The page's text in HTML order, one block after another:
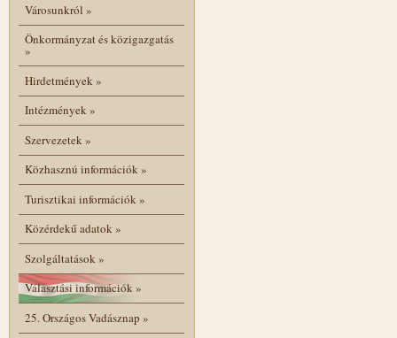
Városunkról »
Önkormányzat és közigazgatás
»
Hirdetmények»
Intézmények»
Szervezetek»
Közhasznú információk»
Turisztikai információk»
Közérdekű adatok»
Szolgáltatások»
Választási információk»
25. Országos Vadásznap »